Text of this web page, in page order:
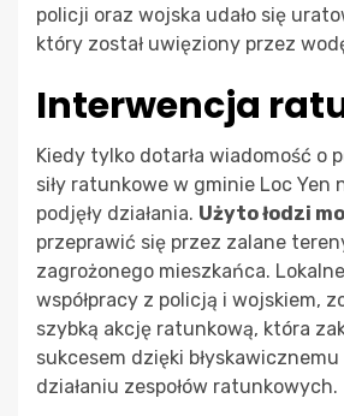
policji oraz wojska udało się
który został uwięziony przez
Interwencja
Kiedy tylko dotarła wiadomość o
siły ratunkowe w gminie Loc Yen
podjęły działania. Użyto łodzi
przeprawić się przez zalane
zagrożonego mieszkańca.
współpracy z policją i wojskiem,
szybką akcję ratunkową, która
sukcesem dzięki
działaniu zespołów ratunkowych.